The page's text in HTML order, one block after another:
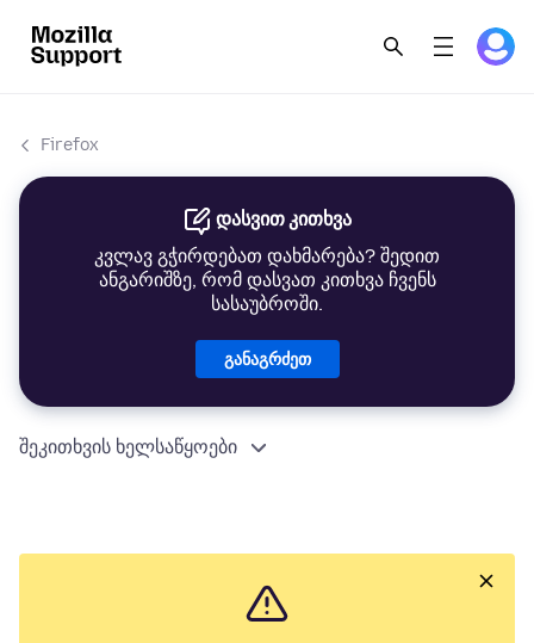
Firefox
დასვით კითხვა
კვლავ გჭირდებათ დახმარება? შედით
ანგარიშზე, რომ დასვათ კითხვა ჩვენს
სასაუბროში.
განაგრძეთ
შეკითხვის ხელსაწყოები